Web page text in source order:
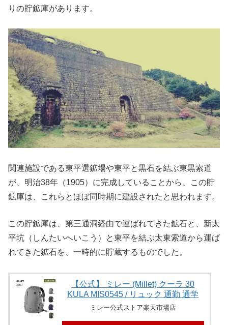
りの貯鉱庫があります。
関連施設である東平選鉱場や東平と黒石を結ぶ東黒索道
が、明治38年（1905）に完成していることから、この貯
鉱庫は、これらとほぼ同時期に建設されたと思われます。
この貯鉱庫は、第三通洞経由で運ばれてきた鉱石と、新太
平坑（しんたいへいこう）と東平を結ぶ太東索道から運ば
れてきた鉱石を、一時的に貯蔵するものでした。
【公式】 ミレー (Millet) クーラ 30
KULA MIS0545 / リュック 通勤 通学
ミレー公式ストア楽天市場店